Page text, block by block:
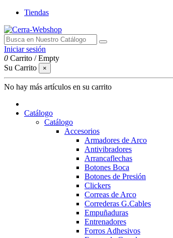
Tiendas
Iniciar sesión
0 Carrito /Empty
Su Carrito
×
No hay más artículos en su carrito
Catálogo
Catálogo
Accesorios
Armadores de Arco
Antivibradores
Arrancaflechas
Botones Boca
Botones de Presión
Clickers
Correas de Arco
Correderas G.Cables
Empuñaduras
Entrenadores
Forros Adhesivos